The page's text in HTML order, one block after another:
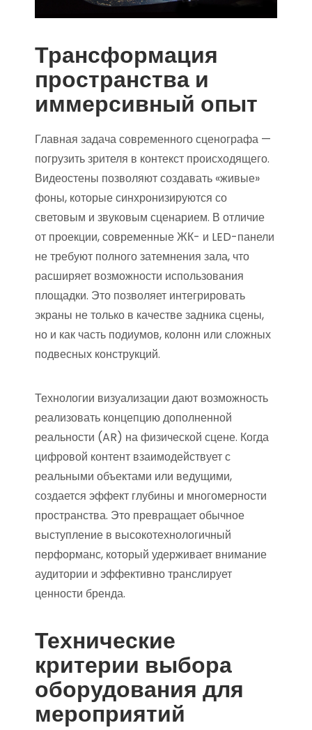
Трансформация
пространства и
иммерсивный опыт
Главная задача современного сценографа —
погрузить зрителя в контекст происходящего.
Видеостены позволяют создавать «живые»
фоны, которые синхронизируются со
световым и звуковым сценарием. В отличие
от проекции, современные ЖК- и LED-панели
не требуют полного затемнения зала, что
расширяет возможности использования
площадки. Это позволяет интегрировать
экраны не только в качестве задника сцены,
но и как часть подиумов, колонн или сложных
подвесных конструкций.
Технологии визуализации дают возможность
реализовать концепцию дополненной
реальности (AR) на физической сцене. Когда
цифровой контент взаимодействует с
реальными объектами или ведущими,
создается эффект глубины и многомерности
пространства. Это превращает обычное
выступление в высокотехнологичный
перформанс, который удерживает внимание
аудитории и эффективно транслирует
ценности бренда.
Технические
критерии выбора
оборудования для
мероприятий